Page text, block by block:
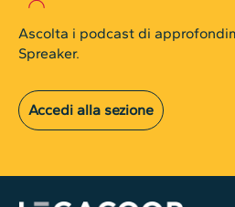
Ascolta i podcast di
Spreaker.
Accedi alla sezione